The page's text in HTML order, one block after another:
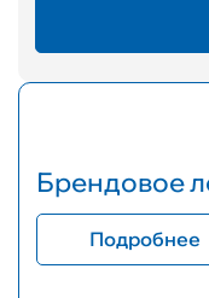
Брендовое
Подробнее